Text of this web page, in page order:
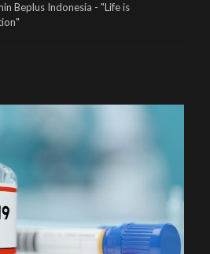
Beplus Indonesia - "Life is